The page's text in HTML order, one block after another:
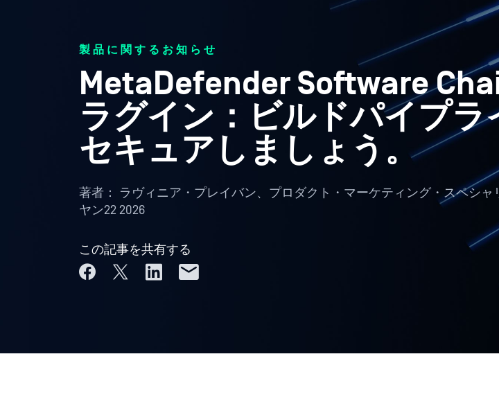
製品に関するお知らせ
MetaDefender Software
ラグイン：ビルドパイプ
セキュアしましょう。
著者： ラヴィニア・プレイバン、プロダクト・マーケティング・スペシャ
ヤン22 2026
この記事を共有する